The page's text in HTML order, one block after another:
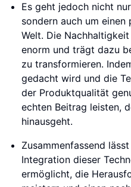
Es geht jedoch nicht
sondern auch um
Welt. Die
enorm und trägt dazu
zu transformieren.
gedacht wird und die
der Produktqualität
echten Beitrag leisten,
hinausgeht.
Zusammenfassend
Integration dieser
ermöglicht, die